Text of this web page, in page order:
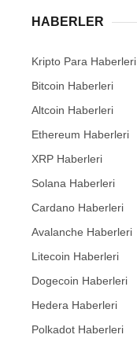
HABERLER
Kripto Para Haberleri
Bitcoin Haberleri
Altcoin Haberleri
Ethereum Haberleri
XRP Haberleri
Solana Haberleri
Cardano Haberleri
Avalanche Haberleri
Litecoin Haberleri
Dogecoin Haberleri
Hedera Haberleri
Polkadot Haberleri